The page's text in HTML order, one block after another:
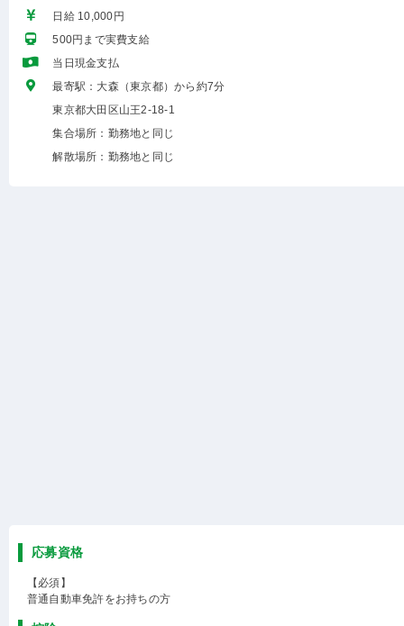
日給 10,000円
500円まで実費支給
当日現金支払
最寄駅：大森（東京都）から約7分
東京都大田区山王2-18-1
集合場所：勤務地と同じ
解散場所：勤務地と同じ
応募資格
【必須】
普通自動車免許をお持ちの方